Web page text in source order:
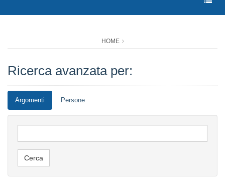
HOME
Ricerca avanzata per:
Argomenti Persone